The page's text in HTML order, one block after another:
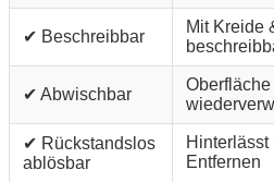
✔ Beschreibbar
Mit Kreide
✔ Abwischbar
✔ Rückstandslos
ablösbar
Entfernen